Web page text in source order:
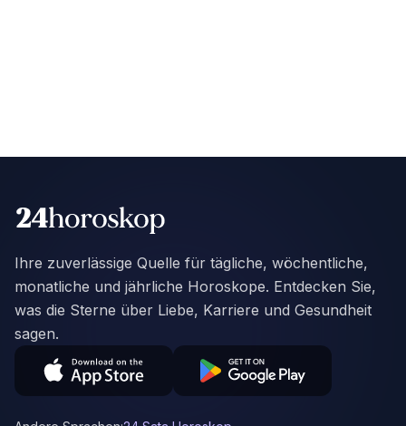
Ihre zuverlässige Quelle für tägliche, wöchentliche,
monatliche und jährliche Horoskope. Entdecken Sie,
was die Sterne über Liebe, Karriere und Gesundheit
sagen.